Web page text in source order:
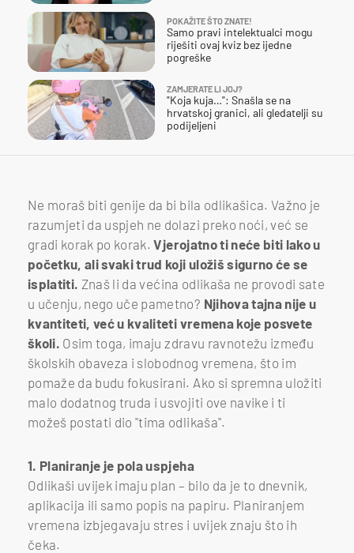
POKAŽITE ŠTO ZNATE!
Samo pravi intelektualci mogu
riješiti ovaj kviz bez ijedne
pogreške
ZAMJERATE LI JOJ?
"Koja kuja…": Snašla se na
hrvatskoj granici, ali gledatelji su
podijeljeni
Ne moraš biti genije da bi bila odlikašica. Važno je
razumjeti da uspjeh ne dolazi preko noći, već se
gradi korak po korak.Vjerojatno ti neće biti lako u
početku, ali svaki trud koji uložiš sigurno će se
isplatiti. Znaš li da većina odlikaša ne provodi sate
u učenju, nego uče pametno? Njihova tajna nije u
kvantiteti, već u kvaliteti vremena koje posvete
školi. Osim toga, imaju zdravu ravnotežu između
školskih obaveza i slobodnog vremena, što im
pomaže da budu fokusirani. Ako si spremna uložiti
malo dodatnog truda i usvojiti ove navike i ti
možeš postati dio "tima odlikaša".
1. Planiranje je pola uspjeha
Odlikaši uvijek imaju plan – bilo da je to dnevnik,
aplikacija ili samo popis na papiru. Planiranjem
vremena izbjegavaju stres i uvijek znaju što ih
čeka.